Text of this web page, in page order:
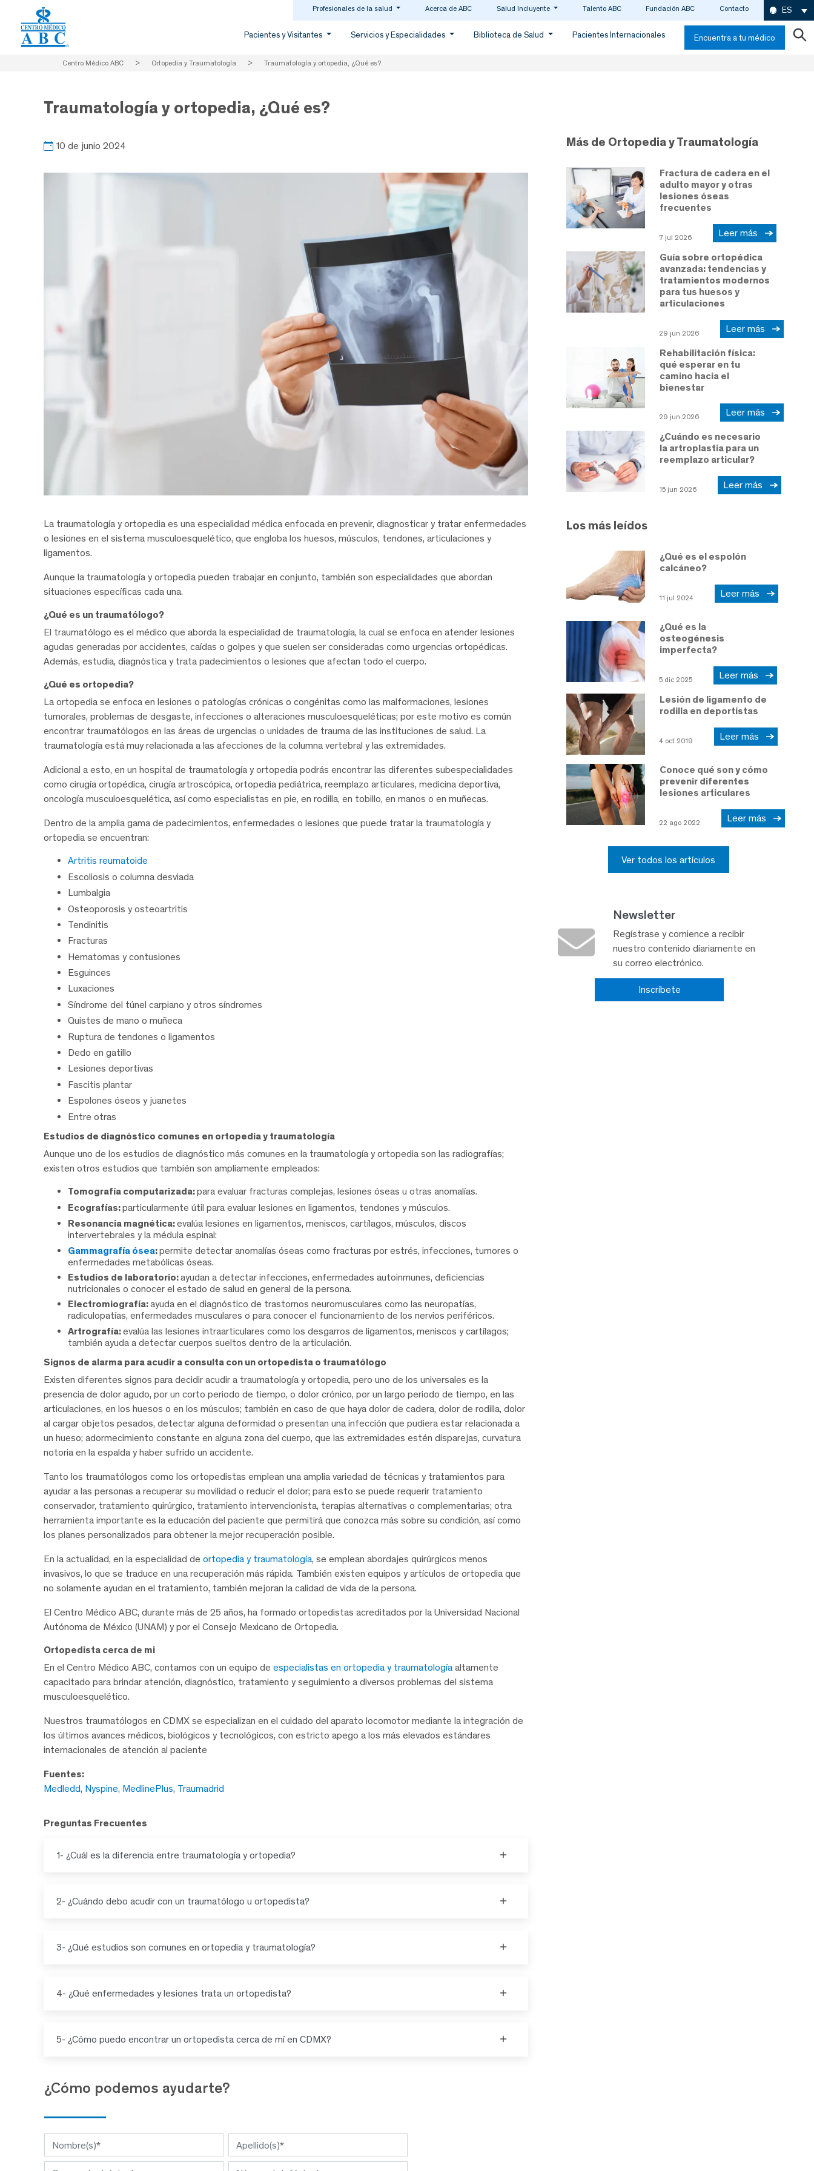
Profesionales de la salud Acerca de ABC Salud Incluyente Talento ABC Fundación ABC Contacto ES
Pacientes y Visitantes Servicios y Especialidades Biblioteca de Salud Pacientes Internacionales Encuentra a tu médico
Centro Médico ABC > Ortopedia y Traumatología > Traumatología y ortopedia, ¿Qué es?
Traumatología y ortopedia, ¿Qué es?
10 de junio 2024
La traumatología y ortopedia es una especialidad médica enfocada en prevenir, diagnosticar y tratar enfermedades
o lesiones en el sistema musculoesquelético, que engloba los huesos, músculos, tendones, articulaciones y
ligamentos.
Aunque la traumatología y ortopedia pueden trabajar en conjunto, también son especialidades que abordan
situaciones específicas cada una.
¿Qué es un traumatólogo?
El traumatólogo es el médico que aborda la especialidad de traumatología, la cual se enfoca en atender lesiones
agudas generadas por accidentes, caídas o golpes y que suelen ser consideradas como urgencias ortopédicas.
Además, estudia, diagnóstica y trata padecimientos o lesiones que afectan todo el cuerpo.
¿Qué es ortopedia?
La ortopedia se enfoca en lesiones o patologías crónicas o congénitas como las malformaciones, lesiones
tumorales, problemas de desgaste, infecciones o alteraciones musculoesqueléticas; por este motivo es común
encontrar traumatólogos en las áreas de urgencias o unidades de trauma de las instituciones de salud. La
traumatología está muy relacionada a las afecciones de la columna vertebral y las extremidades.
Adicional a esto, en un hospital de traumatología y ortopedia podrás encontrar las diferentes subespecialidades
como cirugía ortopédica, cirugía artroscópica, ortopedia pediátrica, reemplazo articulares, medicina deportiva,
oncología musculoesquelética, así como especialistas en pie, en rodilla, en tobillo, en manos o en muñecas.
Dentro de la amplia gama de padecimientos, enfermedades o lesiones que puede tratar la traumatología y
ortopedia se encuentran:
Artritis reumatoide
Escoliosis o columna desviada
Lumbalgia
Osteoporosis y osteoartritis
Tendinitis
Fracturas
Hematomas y contusiones
Esguinces
Luxaciones
Síndrome del túnel carpiano y otros síndromes
Quistes de mano o muñeca
Ruptura de tendones o ligamentos
Dedo en gatillo
Lesiones deportivas
Fascitis plantar
Espolones óseos y juanetes
Entre otras
Estudios de diagnóstico comunes en ortopedia y traumatología
Aunque uno de los estudios de diagnóstico más comunes en la traumatología y ortopedia son las radiografías;
existen otros estudios que también son ampliamente empleados:
Tomografía computarizada:para evaluar fracturas complejas, lesiones óseas u otras anomalías.
Ecografías:particularmente útil para evaluar lesiones en ligamentos, tendones y músculos.
Resonancia magnética:evalúa lesiones en ligamentos, meniscos, cartílagos, músculos, discos
intervertebrales y la médula espinal:
Gammagrafía ósea:permite detectar anomalías óseas como fracturas por estrés, infecciones, tumores o
enfermedades metabólicas óseas.
Estudios de laboratorio:ayudan a detectar infecciones, enfermedades autoinmunes, deficiencias
nutricionales o conocer el estado de salud en general de la persona.
Electromiografía:ayuda en el diagnóstico de trastornos neuromusculares como las neuropatías,
radiculopatías, enfermedades musculares o para conocer el funcionamiento de los nervios periféricos.
Artrografía:evalúa las lesiones intraarticulares como los desgarros de ligamentos, meniscos y cartílagos;
también ayuda a detectar cuerpos sueltos dentro de la articulación.
Signos de alarma para acudir a consulta con un ortopedista o traumatólogo
Existen diferentes signos para decidir acudir a traumatología y ortopedia, pero uno de los universales es la
presencia de dolor agudo, por un corto periodo de tiempo, o dolor crónico, por un largo periodo de tiempo, en las
articulaciones, en los huesos o en los músculos; también en caso de que haya dolor de cadera, dolor de rodilla, dolor
al cargar objetos pesados, detectar alguna deformidad o presentan una infección que pudiera estar relacionada a
un hueso; adormecimiento constante en alguna zona del cuerpo, que las extremidades estén disparejas, curvatura
notoria en la espalda y haber sufrido un accidente.
Tanto los traumatólogos como los ortopedistas emplean una amplia variedad de técnicas y tratamientos para
ayudar a las personas a recuperar su movilidad o reducir el dolor; para esto se puede requerir tratamiento
conservador, tratamiento quirúrgico, tratamiento intervencionista, terapias alternativas o complementarias; otra
herramienta importante es la educación del paciente que permitirá que conozca más sobre su condición, así como
los planes personalizados para obtener la mejor recuperación posible.
En la actualidad, en la especialidad de ortopedia y traumatología, se emplean abordajes quirúrgicos menos
invasivos, lo que se traduce en una recuperación más rápida. También existen equipos y artículos de ortopedia que
no solamente ayudan en el tratamiento, también mejoran la calidad de vida de la persona.
El Centro Médico ABC, durante más de 25 años, ha formado ortopedistas acreditados por la Universidad Nacional
Autónoma de México (UNAM) y por el Consejo Mexicano de Ortopedia.
Ortopedista cerca de mi
En el Centro Médico ABC, contamos con un equipo de especialistas en ortopedia y traumatología altamente
capacitado para brindar atención, diagnóstico, tratamiento y seguimiento a diversos problemas del sistema
musculoesquelético.
Nuestros traumatólogos en CDMX se especializan en el cuidado del aparato locomotor mediante la integración de
los últimos avances médicos, biológicos y tecnológicos, con estricto apego a los más elevados estándares
internacionales de atención al paciente
Fuentes:
Medledd, Nyspine, MedlinePlus, Traumadrid
Preguntas Frecuentes
1- ¿Cuál es la diferencia entre traumatología y ortopedia?
2- ¿Cuándo debo acudir con un traumatólogo u ortopedista?
3- ¿Qué estudios son comunes en ortopedia y traumatología?
4- ¿Qué enfermedades y lesiones trata un ortopedista?
5- ¿Cómo puedo encontrar un ortopedista cerca de mí en CDMX?
¿Cómo podemos ayudarte?
Más de Ortopedia y Traumatología
Fractura de cadera en el
adulto mayor y otras
lesiones óseas
frecuentes
7 jul 2026 Leer más
Guía sobre ortopédica
avanzada: tendencias y
tratamientos modernos
para tus huesos y
articulaciones
29 jun 2026 Leer más
Rehabilitación física:
qué esperar en tu
camino hacia el
bienestar
29 jun 2026 Leer más
¿Cuándo es necesario
la artroplastia para un
reemplazo articular?
15 jun 2026 Leer más
Los más leídos
¿Qué es el espolón
calcáneo?
11 jul 2024 Leer más
¿Qué es la
osteogénesis
imperfecta?
5 dic 2025 Leer más
Lesión de ligamento de
rodilla en deportistas
4 oct 2019 Leer más
Conoce qué son y cómo
prevenir diferentes
lesiones articulares
22 ago 2022 Leer más
Ver todos los artículos
Newsletter
Regístrase y comience a recibir
nuestro contenido diariamente en
su correo electrónico.
Inscríbete